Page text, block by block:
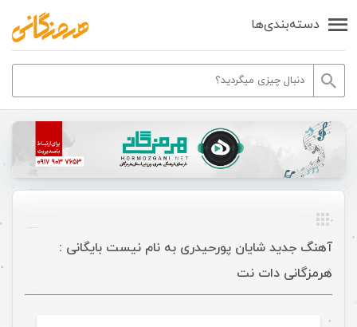
دسته‌بندی‌ها
آهنگ جدید شایان پورحیدری به نام نیست بایگانی :
هرمزگانی دات نت